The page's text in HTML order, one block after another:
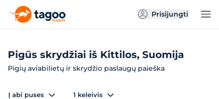
Prisijungti
Pigūs skrydžiai iš Kittilos, Suomija
Pigių aviabilietų ir skrydžio paslaugų paieška
Į abi puses 1 keleivis